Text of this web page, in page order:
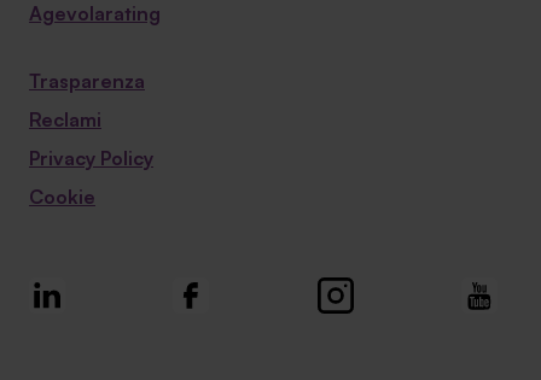
Agevolarating
Trasparenza
Reclami
Privacy Policy
Cookie